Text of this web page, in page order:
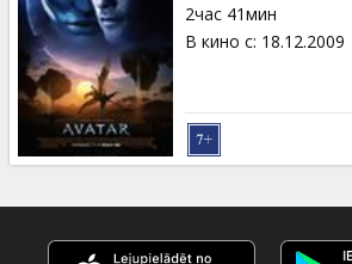
2час 41мин
В кино с: 18.12.2009